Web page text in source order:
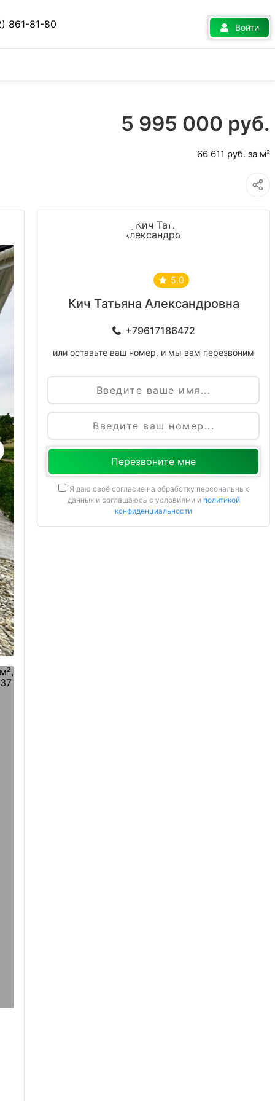
861-81-80 Войти
5 995 000 руб.
66 611 руб. за м²
5.0
Кич Татьяна Александровна
+79617186472
или оставьте ваш номер, и мы вам перезвоним
Имя
Я даю своё согласие на обработку персональных
данных и соглашаюсь с условиями и политикой
конфиденциальности